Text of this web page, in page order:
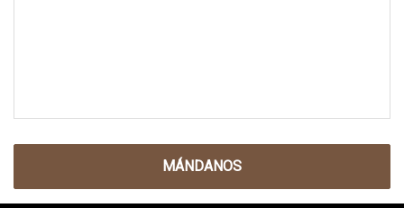
MÁNDANOS